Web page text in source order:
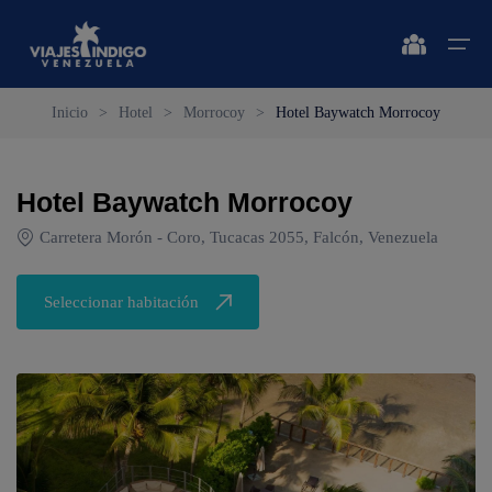
Destinos
Destinos
🔍 Sol y Playa
🔍 Sol y Playa
🌴 Margarita
🌴 Los Roques
🌴 Anzoátegui
🔍 Naturaleza y Ciudad
🔍 Naturaleza y Ciudad
🌴 Caracas
🌴 Delta del Orinoco
🌴 Colonia Tovar
Vuelos
Apartamentos
Vehículos
Cruceros
Inicio > Hotel > Morrocoy > Hotel Baywatch Morrocoy
Hotel Baywatch Morrocoy
Carretera Morón - Coro, Tucacas 2055, Falcón, Venezuela
Seleccionar habitación